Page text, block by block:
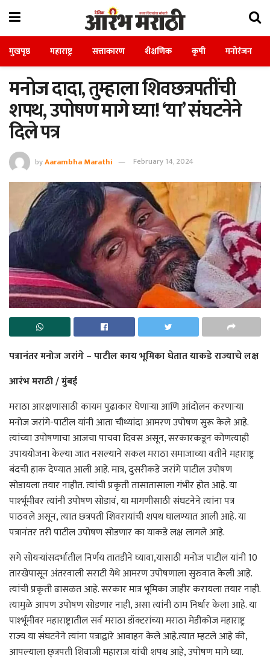
मुखपृष्ठ महाराष्ट्र सत्ताकारण शैक्षणिक कृषी मनोरंजन
मनोज दादा, तुम्हाला शिवछत्रपतींची
शपथ, उपोषण मागे घ्या! ‘या’ संघटनेने
दिले पत्र
byAarambha Marathi February 14, 2024
पत्रानंतर मनोज जरांगे – पाटील काय भूमिका घेतात याकडे राज्याचे लक्ष
आरंभ मराठी / मुंबई
मराठा आरक्षणासाठी कायम पुढाकार घेणाऱ्या आणि आंदोलन करणाऱ्या
मनोज जरांगे-पाटील यांनी आता चौथ्यांदा आमरण उपोषण सुरू केले आहे.
त्यांच्या उपोषणाचा आजचा पाचवा दिवस असून, सरकारकडून कोणत्याही
उपाययोजना केल्या जात नसल्याने सकल मराठा समाजाच्या वतीने महाराष्ट्र
बंदची हाक देण्यात आली आहे. मात्र, दुसरीकडे जरांगे पाटील उपोषण
सोडायला तयार नाहीत. त्यांची प्रकृती तासातासाला गंभीर होत आहे. या
पार्श्भूमीवर त्यांनी उपोषण सोडावं, या मागणीसाठी संघटनेने त्यांना पत्र
पाठवले असून, त्यात छत्रपती शिवरायांची शपथ घालण्यात आली आहे. या
पत्रानंतर तरी पाटील उपोषण सोडणार का याकडे लक्ष लागले आहे.
सगे सोयऱ्यांसदर्भातील निर्णय तातडीने घ्यावा,यासाठी मनोज पाटील यांनी 10
तारखेपासून अंतरवाली सराटी येथे आमरण उपोषणाला सुरुवात केली आहे.
त्यांची प्रकृती ढासळत आहे. सरकार मात्र भूमिका जाहीर करायला तयार नाही.
त्यामुळे आपण उपोषण सोडणार नाही, असा त्यांनी ठाम निर्धार केला आहे. या
पार्श्भूमीवर महाराष्ट्रातील सर्व मराठा डॉक्टरांच्या मराठा मेडीकोज महाराष्ट्र
राज्य या संघटनेने त्यांना पत्राद्वारे आवाहन केले आहे.त्यात म्हटले आहे की,
आपल्याला छ्त्रपती शिवाजी महाराज यांची शपथ आहे, उपोषण मागे घ्या.